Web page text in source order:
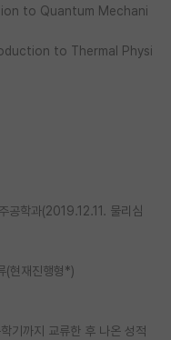
to Quantum Mechani
to Thermal Physi
공학과(2019.12.11. 물리심
(현재진행형*)
기까지 교류한 후 나온 성적